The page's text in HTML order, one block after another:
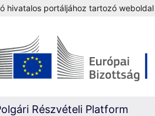
hivatalos portáljához tartozó weboldal
Részvételi Platform